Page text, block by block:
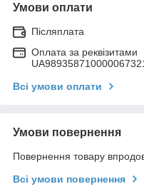
Умови оплати
Післяплата
Оплата за реквізитами
Всі умови оплати
Умови повернення
Повернення товару
Всі умови повернення